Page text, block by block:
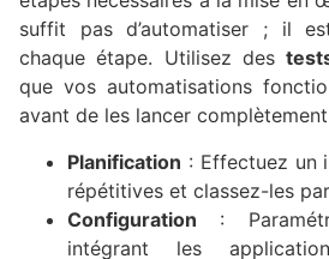
suffit pas d’automatiser ; il
chaque étape. Utilisez des
que vos automatisations
avant de les lancer
Planification : Effectuez un
répétitives et classez-les
Configuration :
intégrant les